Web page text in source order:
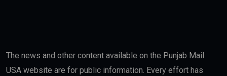
The news and other content available on the Punjab Mail
USA website are for public information. Every effort has